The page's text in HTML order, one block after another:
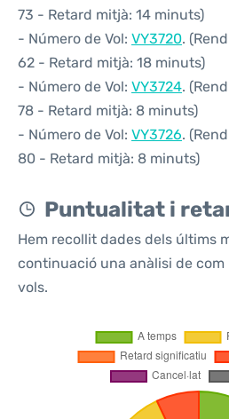
73 - Retard mitjà: 14 minuts)
- Número de Vol: VY3720.
62 - Retard mitjà: 18 minuts)
- Número de Vol: VY3724.
78 - Retard mitjà: 8 minuts)
- Número de Vol: VY3726.
80 - Retard mitjà: 8 minuts)
Puntualitat i
Hem recollit dades dels últims
continuació una anàlisi de
vols.